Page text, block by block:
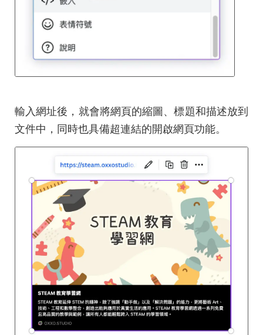
輸入網址後，就會將網頁的縮圖、標題和描述放到
文件中，同時也具備超連結的開啟網頁功能。